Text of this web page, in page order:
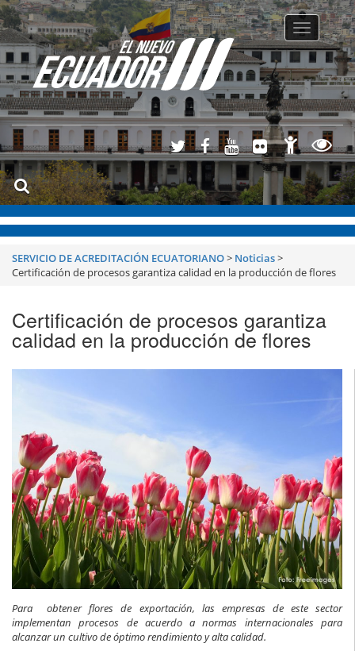
Toggle
SERVICIO DE ACREDITACIÓN ECUATORIANO> Noticias>
Certificación de procesos garantiza calidad en la producción de flores
Certificación de procesos garantiza
calidad en la producción de flores
Para obtener flores de exportación, las empresas de este sector
implementan procesos de acuerdo a normas internacionales para
alcanzar un cultivo de óptimo rendimiento y alta calidad.